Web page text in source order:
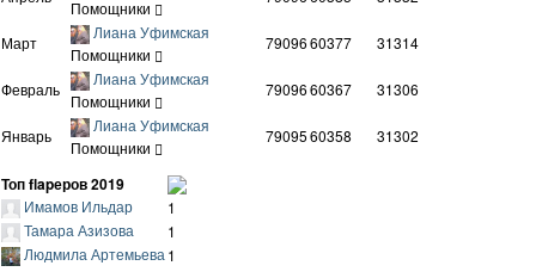
Помощники
Март
Лиана Уфимская
Помощники
7909660377 31314
Февраль
Лиана Уфимская
Помощники
7909660367 31306
Январь
Лиана Уфимская
Помощники
7909560358 31302
Топ flapеров 2019
Имамов Ильдар
1
Тамара Азизова
1
Людмила Артемьева 1